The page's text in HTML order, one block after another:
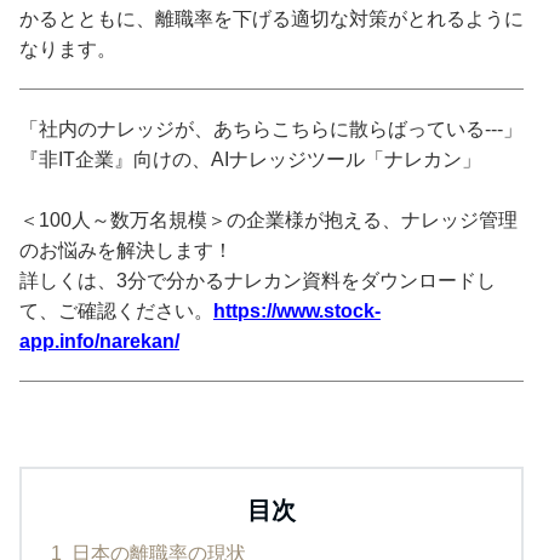
かるとともに、離職率を下げる適切な対策がとれるように
なります。
「社内のナレッジが、あちらこちらに散らばっている---」
『非IT企業』向けの、AIナレッジツール「ナレカン」
＜100人～数万名規模＞の企業様が抱える、ナレッジ管理
のお悩みを解決します！
詳しくは、3分で分かるナレカン資料をダウンロードし
て、ご確認ください。
https://www.stock-
app.info/narekan/
目次
1 日本の離職率の現状